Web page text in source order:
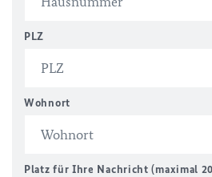
PLZ
Wohnort
Platz für Ihre Nachricht (maximal